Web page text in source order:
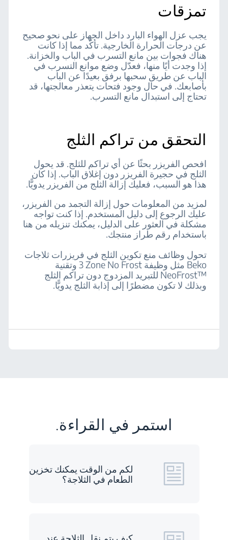
تمزقات
يجب عزل الهواء البارد داخل الجهاز على نحو صحيح
عن درجات الحرارة الخارجية. تأكّد مما إذا كانت
هناك فجوات بين مانع التسرب في الباب والخزانة.
إذا وجدت أيًا منها، فعدّل وضع موانع التسرب في
الباب عن طريق سحبها برفق بعيدًا عن الباب
بأصابعك. في حال وجود فتحات يتعذر معالجتها، قد
تحتاج إلى استبدال مانع التسرب.
التحقق من تراكم الثلج
افحص الفريزر بحثًا عن أي تراكم للثلج. قد يحول
الثلج في حجيرة الفريزر دون إغلاق الباب. إذا كان
هذا هو السبب، فعليك إزالة الثلج من الفريزر يدويًّا.
لمزيد من المعلومات حول إزالة التجمد من الفريزر،
عليك الرجوع إلى دليل المستخدم. إذا كنت تواجه
مشكلة في العثور على الدليل، يمكنك تنزيله من هنا
باستخدام رقم طراز منتجك.
تحول وظائف منع تكوين الثلج في فريزرات ثلاجات
Beko مثل وظيفة ‎3 Zone No Frost وتقنية
NeoFrost™‎ للتبريد المزدوج دون تراكم الثلج
وبذلك لا تكون مضطرًا إلى إذابة الثلج يدويًّا.
استمر في القراءة.
لكم من الوقت يمكنك تخزين
الطعام في الثلاجة؟
كيف يتم نقل الثلاجة عند